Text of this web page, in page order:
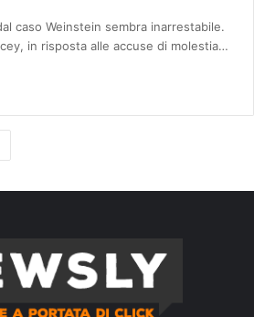
caso Weinstein sembra inarrestabile.
in risposta alle accuse di molestia…